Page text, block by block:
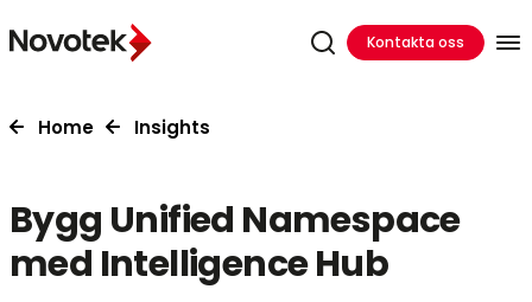
Kontakta oss
Home Insights
Bygg Unified Namespace
med Intelligence Hub